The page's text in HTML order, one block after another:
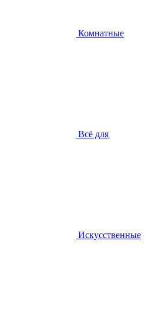
Комнатные
Всё для
Искусственные